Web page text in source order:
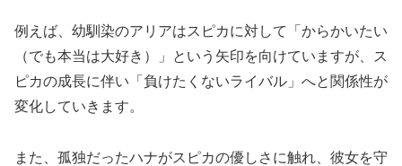
例えば、幼馴染のアリアはスピカに対して「からかいたい
（でも本当は大好き）」という矢印を向けていますが、ス
ピカの成長に伴い「負けたくないライバル」へと関係性が
変化していきます。
また、孤独だったハナがスピカの優しさに触れ、彼女を守